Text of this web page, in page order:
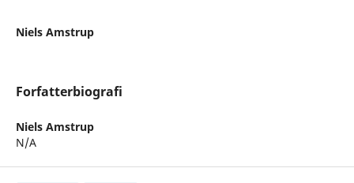
Niels Amstrup
Forfatterbiografi
Niels Amstrup
N/A